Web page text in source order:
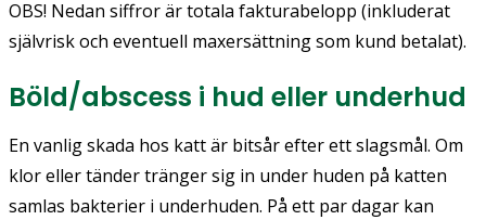
OBS! Nedan siffror är totala fakturabelopp (inkluderat
självrisk och eventuell maxersättning som kund betalat).
Böld/abscess i hud eller underhud
En vanlig skada hos katt är bitsår efter ett slagsmål. Om
klor eller tänder tränger sig in under huden på katten
samlas bakterier i underhuden. På ett par dagar kan